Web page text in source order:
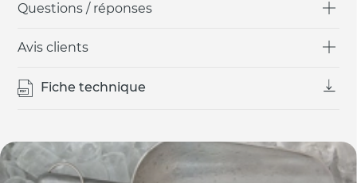
Questions / réponses
Avis clients
Fiche technique